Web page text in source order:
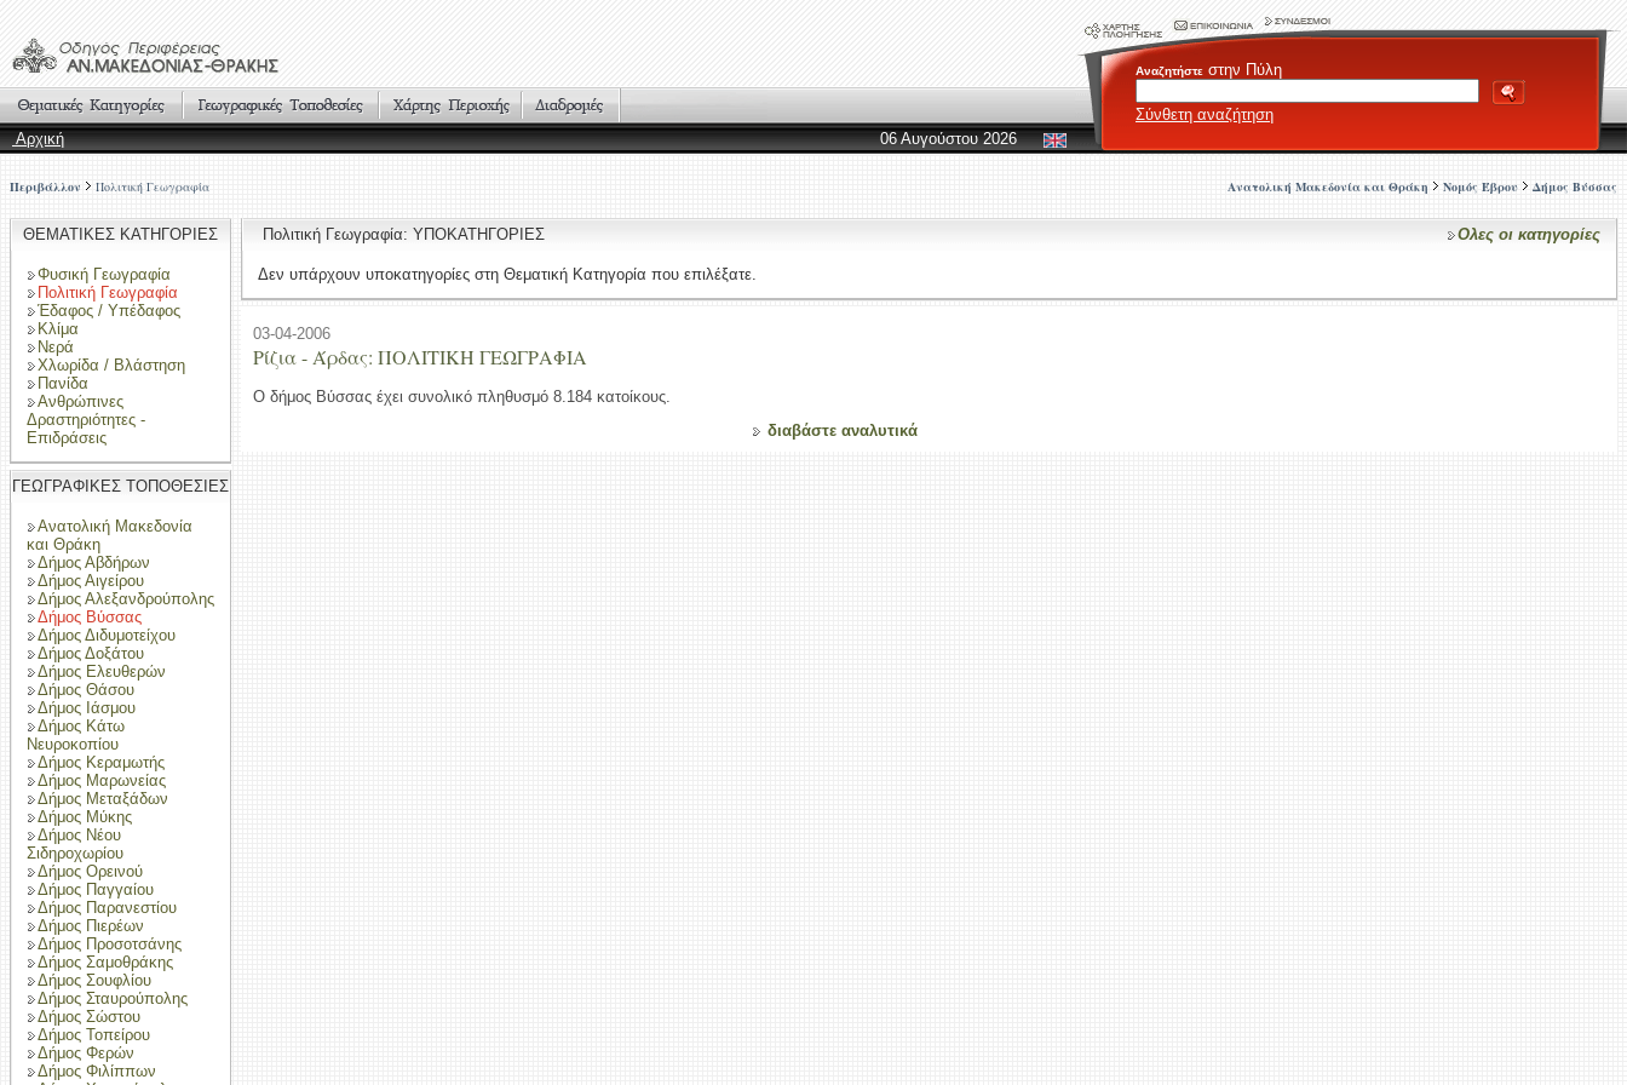
Αναζητήστε στην Πύλη
Σύνθετη αναζήτηση
Αρχική
06 Αυγούστου 2026
Περιβάλλον Πολιτική Γεωγραφία Ανατολική Μακεδονία και Θράκη Νομός Έβρου Δήμος Βύσσας
ΘΕΜΑΤΙΚΕΣ ΚΑΤΗΓΟΡΙΕΣ
Φυσική Γεωγραφία
Πολιτική Γεωγραφία
Έδαφος / Υπέδαφος
Κλίμα
Νερά
Χλωρίδα / Βλάστηση
Πανίδα
Ανθρώπινες
Δραστηριότητες -
Επιδράσεις
ΓΕΩΓΡΑΦΙΚΕΣ ΤΟΠΟΘΕΣΙΕΣ
Ανατολική Μακεδονία
και Θράκη
Δήμος Αβδήρων
Δήμος Αιγείρου
Δήμος Αλεξανδρούπολης
Δήμος Βύσσας
Δήμος Διδυμοτείχου
Δήμος Δοξάτου
Δήμος Ελευθερών
Δήμος Θάσου
Δήμος Ιάσμου
Δήμος Κάτω
Νευροκοπίου
Δήμος Κεραμωτής
Δήμος Μαρωνείας
Δήμος Μεταξάδων
Δήμος Μύκης
Δήμος Νέου
Σιδηροχωρίου
Δήμος Ορεινού
Δήμος Παγγαίου
Δήμος Παρανεστίου
Δήμος Πιερέων
Δήμος Προσοτσάνης
Δήμος Σαμοθράκης
Δήμος Σουφλίου
Δήμος Σταυρούπολης
Δήμος Σώστου
Δήμος Τοπείρου
Δήμος Φερών
Δήμος Φιλίππων
Πολιτική Γεωγραφία: ΥΠΟΚΑΤΗΓΟΡΙΕΣ Ολες οι κατηγορίες
Δεν υπάρχουν υποκατηγορίες στη Θεματική Κατηγορία που επιλέξατε.
03-04-2006
Ρίζια - Άρδας: ΠΟΛΙΤΙΚΗ ΓΕΩΓΡΑΦΙΑ
Ο δήμος Βύσσας έχει συνολικό πληθυσμό 8.184 κατοίκους.
διαβάστε αναλυτικά